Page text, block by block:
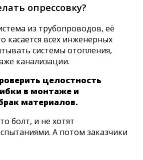
опрессовку?
из трубопроводов, её
касается всех инженерных
системы отопления,
канализации.
целостность
в монтаже и
материалов.
болт, и не хотят
А потом заказчики